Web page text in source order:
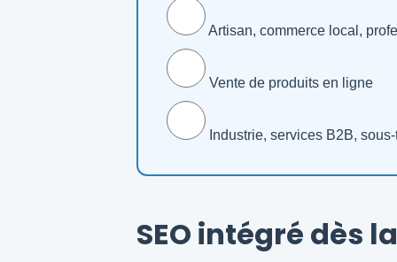
Artisan, commerce local,
Vente de produits en ligne
Industrie, services B2B,
SEO intégré dès